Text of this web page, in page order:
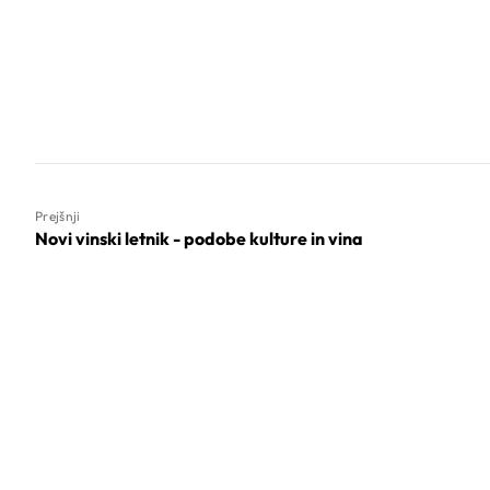
Prejšnji
Novi vinski letnik - podobe kulture in vina